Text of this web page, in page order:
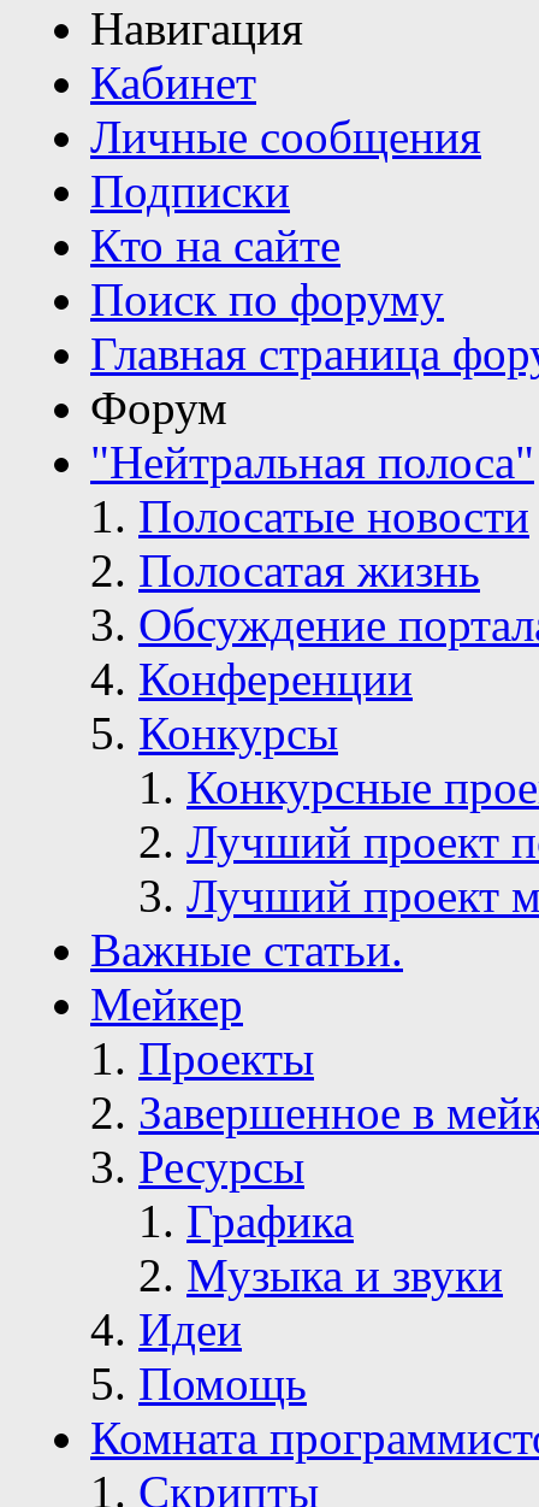
Навигация
Кабинет
Личные сообщения
Подписки
Кто на сайте
Поиск по форуму
Главная страница
Форум
"Нейтральная полоса"
Полосатые новости
Полосатая жизнь
Обсуждение
Конференции
Конкурсы
Конкурсные
Лучший проект
Лучший проект
Важные статьи.
Мейкер
Проекты
Завершенное в
Ресурсы
Графика
Музыка и звуки
Идеи
Помощь
Комната
Скрипты